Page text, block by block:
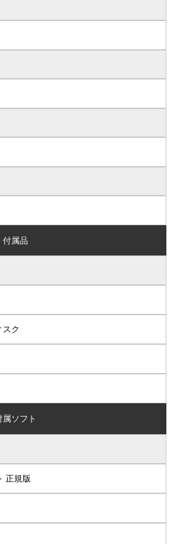
付属品
ク
属ソフト
正規版